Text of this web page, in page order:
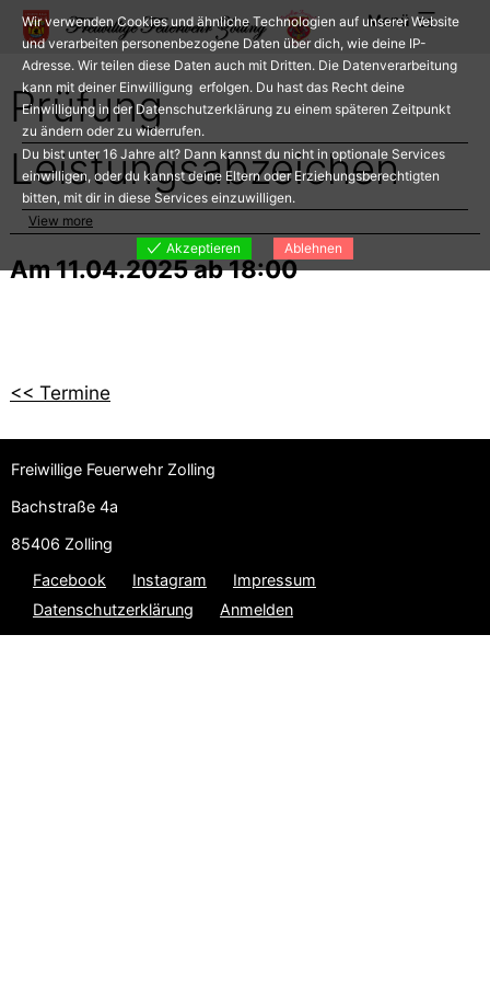
Zum
Inhalt
springen
Menü
Prüfung
Leistungsabzeichen
Am 11.04.2025 ab 18:00
<< Termine
Freiwillige Feuerwehr Zolling
Bachstraße 4a
85406 Zolling
Facebook
Instagram
Impressum
Datenschutzerklärung
Anmelden
Wir verwenden Cookies und ähnliche Technologien auf unserer Website
und verarbeiten personenbezogene Daten über dich, wie deine IP-
Adresse. Wir teilen diese Daten auch mit Dritten. Die Datenverarbeitung
kann mit deiner Einwilligung erfolgen. Du hast das Recht deine
Einwilligung in der Datenschutzerklärung zu einem späteren Zeitpunkt
zu ändern oder zu widerrufen.
Du bist unter 16 Jahre alt? Dann kannst du nicht in optionale Services
einwilligen, oder du kannst deine Eltern oder Erziehungsberechtigten
bitten, mit dir in diese Services einzuwilligen.
View more
Akzeptieren
Ablehnen